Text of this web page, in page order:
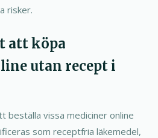
risker.
att köpa
utan recept i
beställa vissa mediciner online
som receptfria läkemedel,